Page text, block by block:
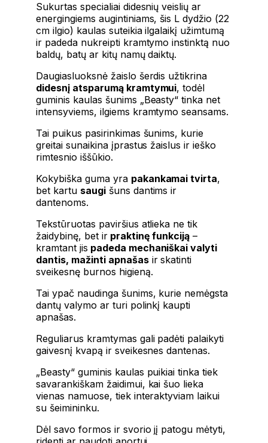
Sukurtas specialiai didesnių veislių ar
energingiems augintiniams, šis L dydžio (22
cm ilgio) kaulas suteikia ilgalaikį užimtumą
ir padeda nukreipti kramtymo instinktą nuo
baldų, batų ar kitų namų daiktų.
Daugiasluoksnė žaislo šerdis užtikrina
didesnį atsparumą kramtymui, todėl
guminis kaulas šunims „Beasty“ tinka net
intensyviems, ilgiems kramtymo seansams.
Tai puikus pasirinkimas šunims, kurie
greitai sunaikina įprastus žaislus ir ieško
rimtesnio iššūkio.
Kokybiška guma yra pakankamai tvirta,
bet kartu saugišuns dantims ir
dantenoms.
Tekstūruotas paviršius atlieka ne tik
žaidybinę, bet irpraktinę funkciją –
kramtant jis padeda mechaniškai valyti
dantis, mažinti apnašasir skatinti
sveikesnę burnos higieną.
Tai ypač naudinga šunims, kurie nemėgsta
dantų valymo ar turi polinkį kaupti
apnašas.
Reguliarus kramtymas gali padėti palaikyti
gaivesnį kvapą ir sveikesnes dantenas.
„Beasty“ guminis kaulas puikiai tinka tiek
savarankiškam žaidimui, kai šuo lieka
vienas namuose, tiek interaktyviam laikui
su šeimininku.
Dėl savo formos ir svorio jį patogu mėtyti,